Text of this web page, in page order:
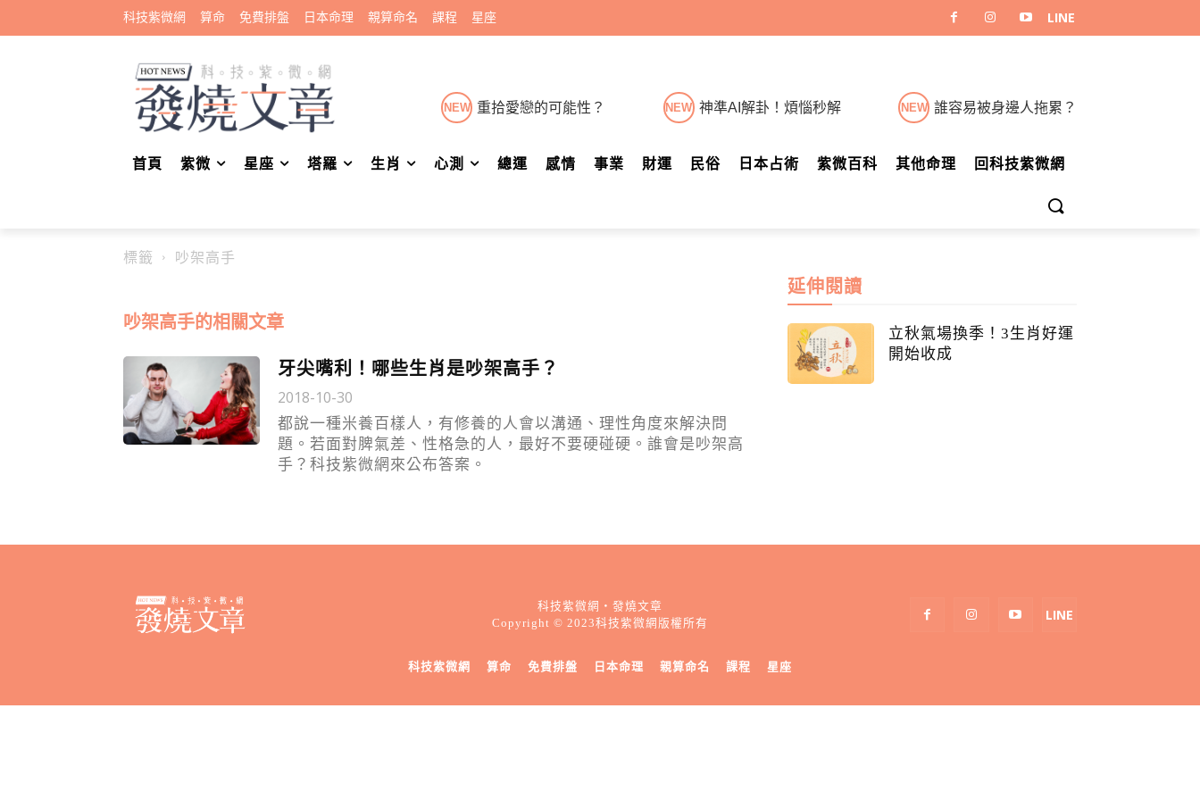
科技紫微網 算命 免費排盤 日本命理 親算命名 課程 星座
NEW 重拾愛戀的可能性？ NEW 神準AI解卦！煩惱秒解 NEW 誰容易被身邊人拖累？
首頁 紫微 星座 塔羅 生肖 心測 總運 感情 事業 財運 民俗 日本占術 紫微百科 其他命理 回科技紫微網
標籤 吵架高手
吵架高手的相關文章
牙尖嘴利！哪些生肖是吵架高手？
2018-10-30
都說一種米養百樣人，有修養的人會以溝通、理性角度來解決問
題。若面對脾氣差、性格急的人，最好不要硬碰硬。誰會是吵架高
手？科技紫微網來公布答案。
延伸閱讀
立秋氣場換季！3生肖好運
開始收成
科技紫微網・發燒文章
Copyright © 2023科技紫微網版權所有
科技紫微網 算命 免費排盤 日本命理 親算命名 課程 星座